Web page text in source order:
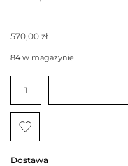
Dostawa
570,00 zł
84 w magazynie
ilość
Kratka
Luft
90x100cm
Czarna
szt